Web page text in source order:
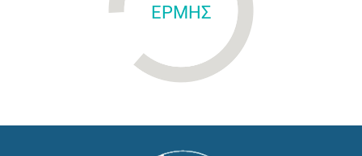
ΕΡΜΗΣ